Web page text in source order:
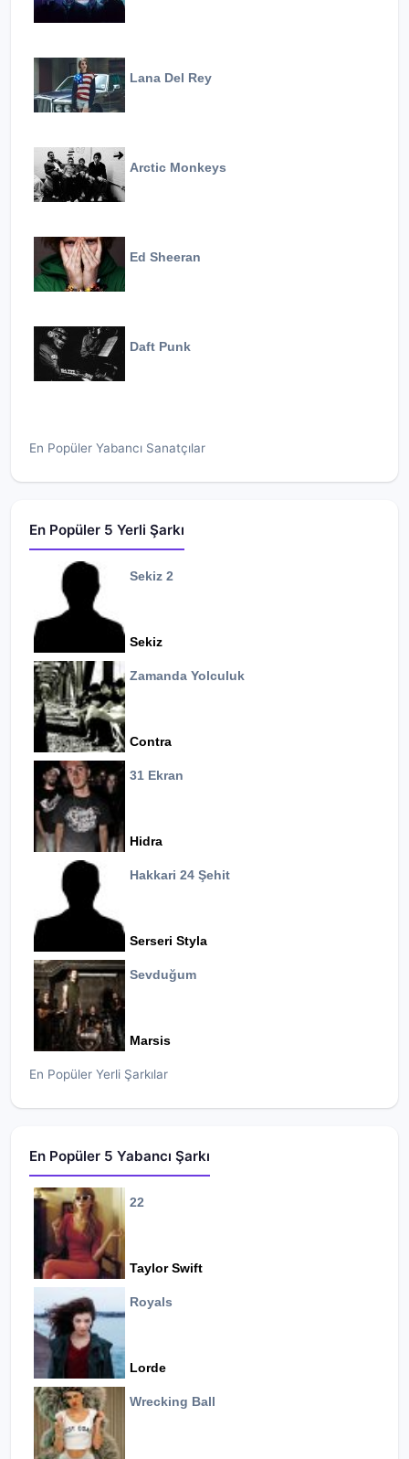
Lana Del Rey
Arctic Monkeys
Ed Sheeran
Daft Punk
En Popüler Yabancı Sanatçılar
En Popüler 5 Yerli Şarkı
Sekiz 2
Sekiz
Zamanda Yolculuk
Contra
31 Ekran
Hidra
Hakkari 24 Şehit
Serseri Styla
Sevduğum
Marsis
En Popüler Yerli Şarkılar
En Popüler 5 Yabancı Şarkı
22
Taylor Swift
Royals
Lorde
Wrecking Ball